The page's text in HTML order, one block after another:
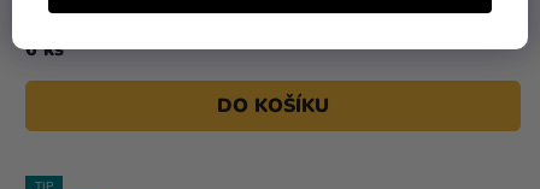
6 ks
DO KOŠÍKU